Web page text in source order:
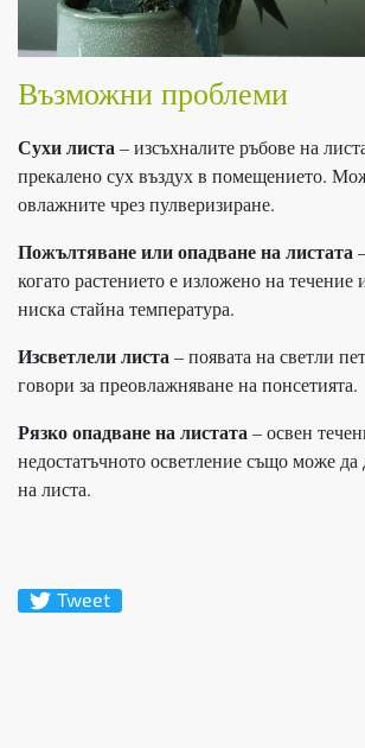
Възможни проблеми
Сухи листа– изсъхналите ръбове на
прекалено сух въздух в помещението.
овлажните чрез пулверизиране.
Пожълтяване или опадване на листата
когато растението е изложено на
ниска стайна температура.
Изсветлели листа– появата на светли
говори за преовлажняване на понсетията.
Рязко опадване на листата– освен
недостатъчното осветление също може да
на листа.
Tweet